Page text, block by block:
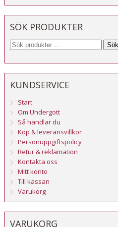
SÖK PRODUKTER
Sök
KUNDSERVICE
Start
Om Undergott
Så handlar du
Köp & leveransvillkor
Personuppgiftspolicy
Retur & reklamation
Kontakta oss
Mitt konto
Till kassan
Varukorg
VARUKORG